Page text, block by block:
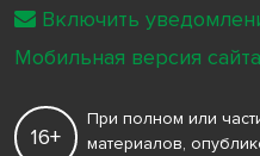
16+
При полном или
материалов,
Включить
Мобильная версия сайта